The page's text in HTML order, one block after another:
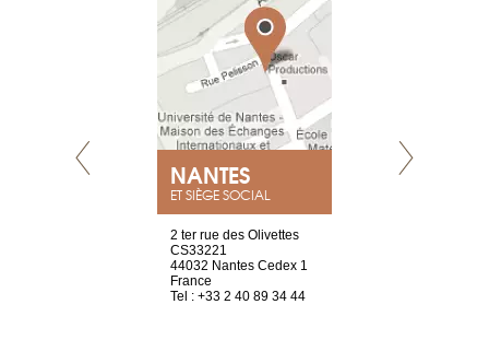
NANTES
ET SIÈGE SOCIAL
2 ter rue des Olivettes
CS33221
44032 Nantes Cedex 1
France
Tel : +33 2 40 89 34 44